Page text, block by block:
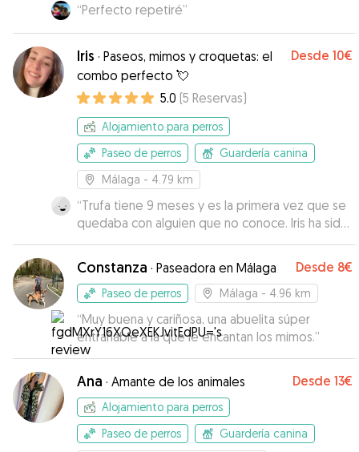
“Perfecto repetiré”
Iris · Paseos, mimos y croquetas: el
combo perfecto 💘
Desde 10€
5.0 (5 Reservas)
Alojamiento para perros
Paseo de perros
Guardería canina
Málaga - 4.79 km
“Trufa tiene 9 meses y es la primera vez que se
quedaba con alguien que no conoce. Iris ha sido
súper atenta y paciente con Trufa,
mandándonos vídeos y fotos en todo momento
para que estuviésemos tranquilos. Trufa no se
suele fiar mucho de la gente y ha terminado
ganándose su confianza y dejándose acariciar.
Muy recomendable, repetiremos seguro
Constanza · Paseadora en Málaga Desde 8€
Paseo de perros Málaga - 4.96 km
“Muy buena y cariñosa, una abuelita súper
entrañable a la que le encantan los mimos.”
Ana · Amante de los animales Desde 13€
Alojamiento para perros
Paseo de perros
Guardería canina